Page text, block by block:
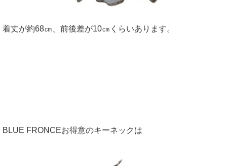
着丈が約68㎝、前後差が10㎝くらいあります。
BLUE FRONCEお得意のキーネックは